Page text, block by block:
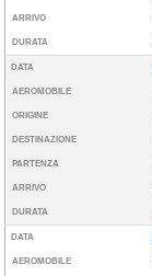
ARRIVO
DURATA
DATA
AEROMOBILE
ORIGINE
DESTINAZIONE
PARTENZA
ARRIVO
DURATA
DATA
AEROMOBILE